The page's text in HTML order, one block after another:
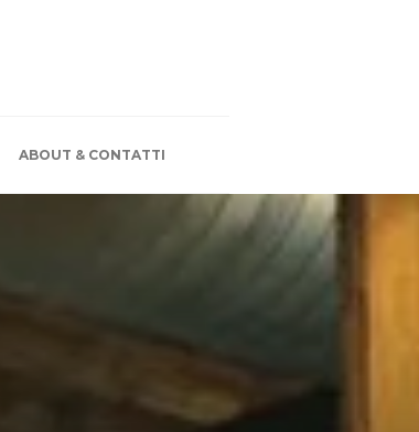
ABOUT & CONTATTI